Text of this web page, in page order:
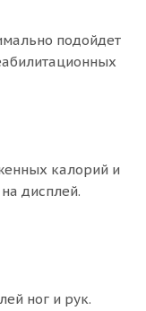
подойдет
калорий и
дисплей.
ног и рук.